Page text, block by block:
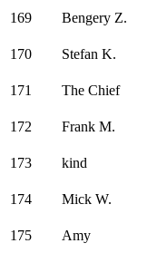
169
Bengery Z.
170
Stefan K.
171
The Chief
172
Frank M.
173
kind
174
Mick W.
175
Amy